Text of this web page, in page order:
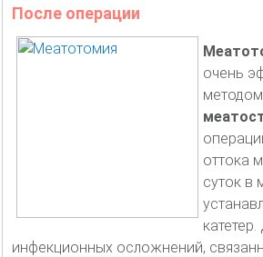
После операции
очень
оттока
суток в
катетер.
инфекционных осложнений,